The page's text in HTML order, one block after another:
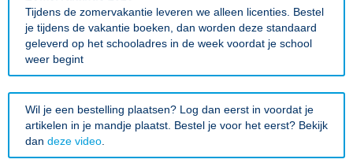
Tijdens de zomervakantie leveren we alleen licenties. Bestel
je tijdens de vakantie boeken, dan worden deze standaard
geleverd op het schooladres in de week voordat je school
weer begint
Wil je een bestelling plaatsen? Log dan eerst in voordat je
artikelen in je mandje plaatst. Bestel je voor het eerst? Bekijk
dan deze video